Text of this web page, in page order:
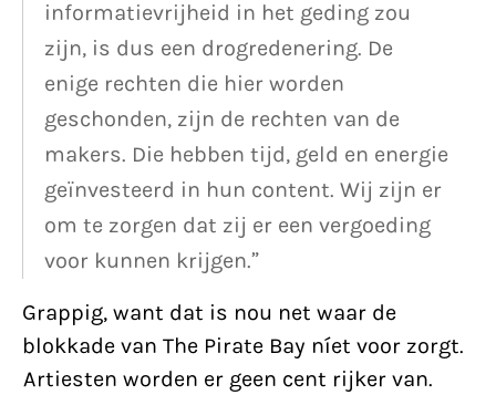
informatievrijheid in het geding zou
zijn, is dus een drogredenering. De
enige rechten die hier worden
geschonden, zijn de rechten van de
makers. Die hebben tijd, geld en energie
geïnvesteerd in hun content. Wij zijn er
om te zorgen dat zij er een vergoeding
voor kunnen krijgen.”
Grappig, want dat is nou net waar de
blokkade van The Pirate Bay níet voor zorgt.
Artiesten worden er geen cent rijker van.